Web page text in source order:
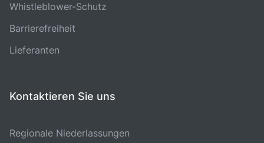
Whistleblower-Schutz
Barrierefreiheit
Lieferanten
Kontaktieren Sie uns
Regionale Niederlassungen